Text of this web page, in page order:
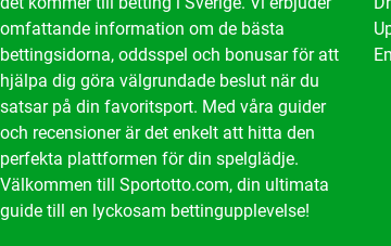
omfattande information om de bästa
bettingsidorna, oddsspel och bonusar för att
hjälpa dig göra välgrundade beslut när du
satsar på din favoritsport. Med våra guider
och recensioner är det enkelt att hitta den
perfekta plattformen för din spelglädje.
Välkommen till Sportotto.com, din ultimata
guide till en lyckosam bettingupplevelse!